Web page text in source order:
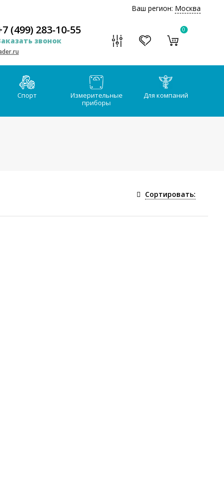
Ваш регион: Москва
(499) 283-10-55
звонок
0
Спорт
Измерительные
приборы
Для компаний
Сортировать: